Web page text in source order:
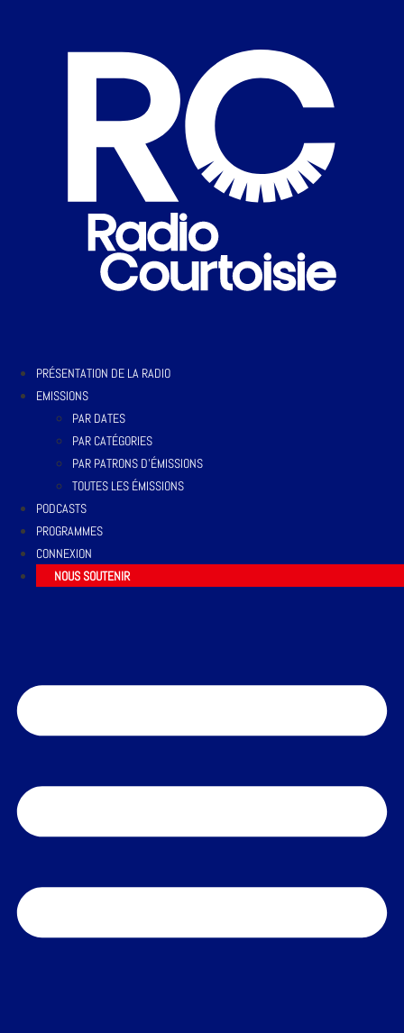
PRÉSENTATION DE LA RADIO
EMISSIONS
PAR DATES
PAR CATÉGORIES
PAR PATRONS D’ÉMISSIONS
TOUTES LES ÉMISSIONS
PODCASTS
PROGRAMMES
CONNEXION
NOUS SOUTENIR